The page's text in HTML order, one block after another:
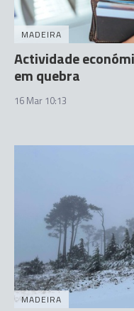
MADEIRA
Actividade
em quebra
16 Mar 10:13
MADEIRA